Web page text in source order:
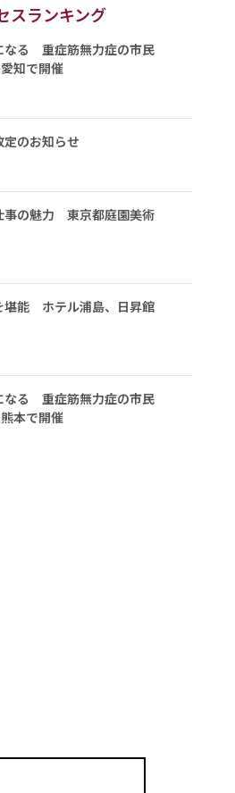
スランキング
なる 重症筋無力症の市民
知で開催
のお知らせ
事の魅力 東京都庭園美術
堪能 ホテル浦島、日昇館
なる 重症筋無力症の市民
本で開催